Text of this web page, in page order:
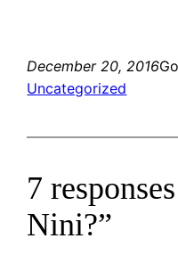
December 20, 2016
Uncategorized
7
Nini?”